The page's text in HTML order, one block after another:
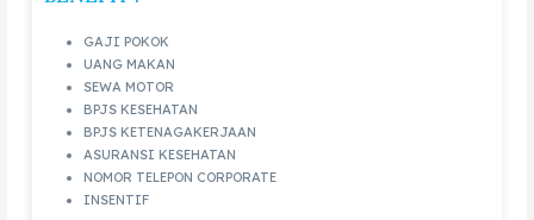
GAJI POKOK
UANG MAKAN
SEWA MOTOR
BPJS KESEHATAN
BPJS KETENAGAKERJAAN
ASURANSI KESEHATAN
NOMOR TELEPON CORPORATE
INSENTIF